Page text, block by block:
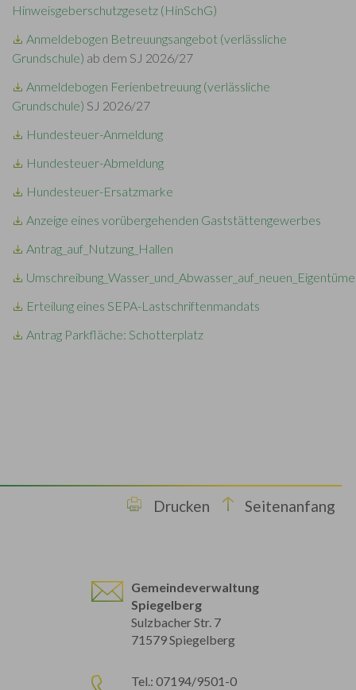
Hinweisgeberschutzgesetz (HinSchG)
Anmeldebogen Betreuungsangebot (verlässliche
Grundschule) ab dem SJ 2026/27
Anmeldebogen Ferienbetreuung (verlässliche
Grundschule) SJ 2026/27
Hundesteuer-Anmeldung
Hundesteuer-Abmeldung
Hundesteuer-Ersatzmarke
Anzeige eines vorübergehenden Gaststättengewerbes
Antrag_auf_Nutzung_Hallen
Erteilung eines SEPA-Lastschriftenmandats
Antrag Parkfläche: Schotterplatz
Drucken Seitenanfang
Gemeindeverwaltung
Spiegelberg
Sulzbacher Str. 7
71579 Spiegelberg
Tel.: 07194/9501-0